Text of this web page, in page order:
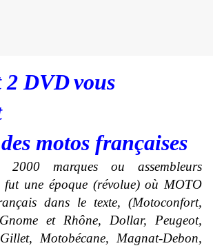
2 DVDvous
motos françaises
marques ou assembleurs
une époque (révolue) où MOTO
dans le texte, (Motoconfort,
et Rhône, Dollar, Peugeot,
Motobécane, Magnat-Debon,